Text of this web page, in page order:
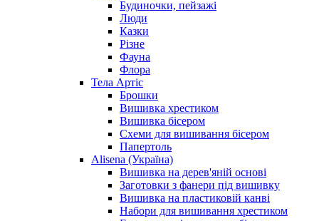
Будиночки, пейзажі
Люди
Казки
Різне
Фауна
Флора
Тела Артіс
Брошки
Вишивка хрестиком
Вишивка бісером
Схеми для вишивання бісером
Папертоль
Alisena (Україна)
Вишивка на дерев'яній основі
Заготовки з фанери під вишивку
Вишивка на пластиковій канві
Набори для вишивання хрестиком